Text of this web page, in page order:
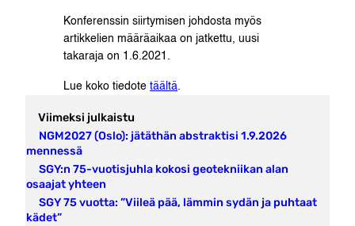
Konferenssin siirtymisen johdosta myös
artikkelien määräaikaa on jatkettu, uusi
takaraja on 1.6.2021.
Lue koko tiedote täältä.
Viimeksi julkaistu
NGM2027 (Oslo): jätäthän abstraktisi 1.9.2026
mennessä
SGY:n 75-vuotisjuhla kokosi geotekniikan alan
osaajat yhteen
SGY 75 vuotta: ”Viileä pää, lämmin sydän ja puhtaat
kädet”